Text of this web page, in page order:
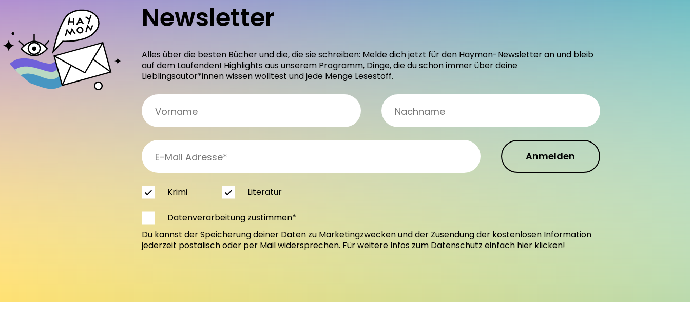
Newsletter
Alles über die besten Bücher und die, die sie schreiben: Melde dich jetzt für den Haymon-Newsletter an und bleib
auf dem Laufenden! Highlights aus unserem Programm, Dinge, die du schon immer über deine
Lieblingsautor*innen wissen wolltest und jede Menge Lesestoff.
Anmelden
Krimi Literatur
Datenverarbeitung zustimmen*
Du kannst der Speicherung deiner Daten zu Marketingzwecken und der Zusendung der kostenlosen Information
jederzeit postalisch oder per Mail widersprechen. Für weitere Infos zum Datenschutz einfach hier klicken!